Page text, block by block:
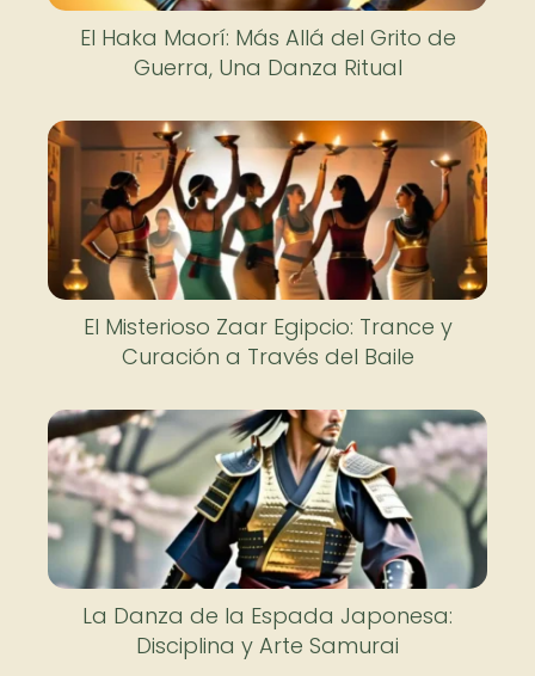
El Haka Maorí: Más Allá del Grito de
Guerra, Una Danza Ritual
El Misterioso Zaar Egipcio: Trance y
Curación a Través del Baile
La Danza de la Espada Japonesa:
Disciplina y Arte Samurai